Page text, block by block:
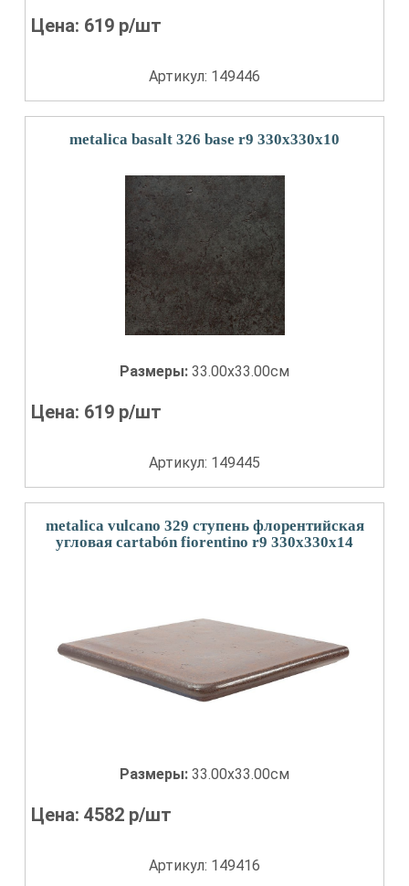
Цена: 619 р/шт
Артикул: 149446
metalica basalt 326 base r9 330x330x10
Размеры: 33.00x33.00см
Цена: 619 р/шт
Артикул: 149445
metalica vulcano 329 ступень флорентийская
угловая cartabón fiorentino r9 330x330x14
Размеры: 33.00x33.00см
Цена:4582 р/шт
Артикул: 149416